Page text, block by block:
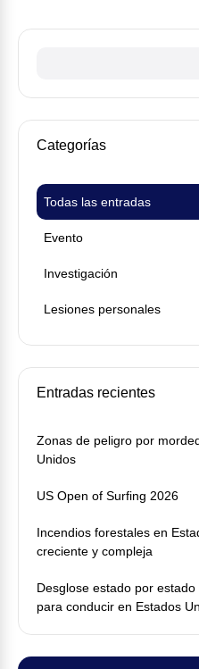
Categorías
Evento
Investigación
Lesiones personales
Todas las entradas
Entradas recientes
Zonas de peligro por
Unidos
US Open of Surfing 2026
Incendios forestales en
creciente y compleja
Desglose estado por
para conducir en Estados